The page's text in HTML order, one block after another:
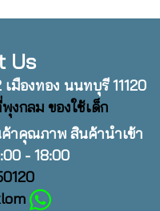
Us
มืองทอง นนทบุรี 11120
กลม ของใช้เด็ก
าคุณภาพ สินค้านำเข้า
- 18:00